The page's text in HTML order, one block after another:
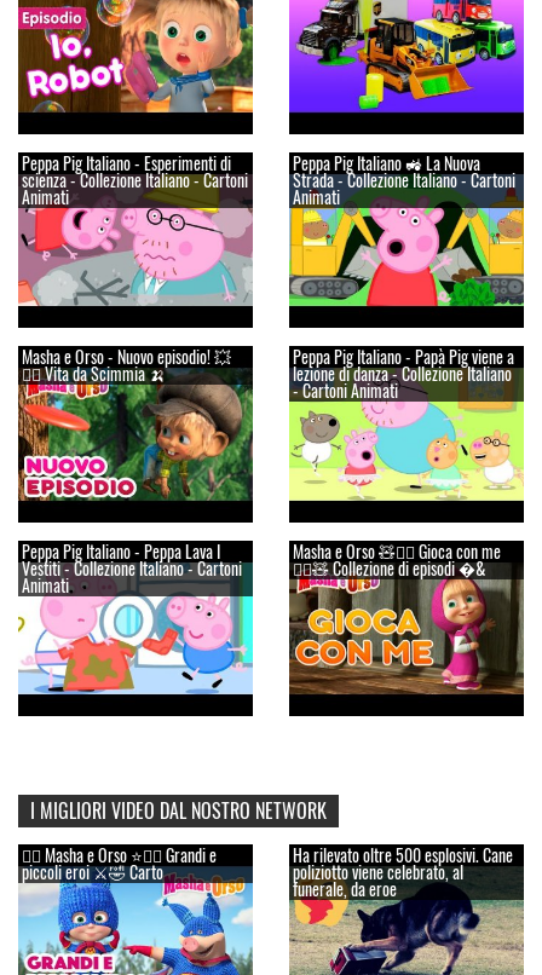
Peppa Pig Italiano - Esperimenti di
scienza - Collezione Italiano - Cartoni
Animati
Peppa Pig Italiano 🚜 La Nuova
Strada - Collezione Italiano - Cartoni
Animati
Masha e Orso - Nuovo episodio! 💥
👱‍♀️ Vita da Scimmia 🍌
Peppa Pig Italiano - Papà Pig viene a
lezione di danza - Collezione Italiano
- Cartoni Animati
Peppa Pig Italiano - Peppa Lava I
Vestiti - Collezione Italiano - Cartoni
Animati
Masha e Orso 🧸🤹‍♂️ Gioca con me
🤹‍♂️🧸 Collezione di episodi �&
I MIGLIORI VIDEO DAL NOSTRO NETWORK
👱‍♀️ Masha e Orso ⭐🦸‍♀️ Grandi e
piccoli eroi ⚔️🤣 Carto
Ha rilevato oltre 500 esplosivi. Cane
poliziotto viene celebrato, al
funerale, da eroe